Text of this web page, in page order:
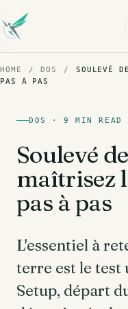
HOME / DOS /
SOULEVÉ
PAS À PAS
DOS · 9 MIN READ
Soulevé
maîtrisez
pas à pas
L'essentiel à
terre est le test
Setup, départ